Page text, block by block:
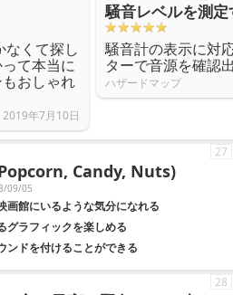
くて探し
て本当に
おしゃれ
2019年7月10日
騒音レベルを測
騒音計の表示に対
ターで音源を確認
ハザードマップ
Candy, Nuts)
09/05
画館にいるような気分になれる
グラフィックを楽しめる
ンドを付けることができる
27
28